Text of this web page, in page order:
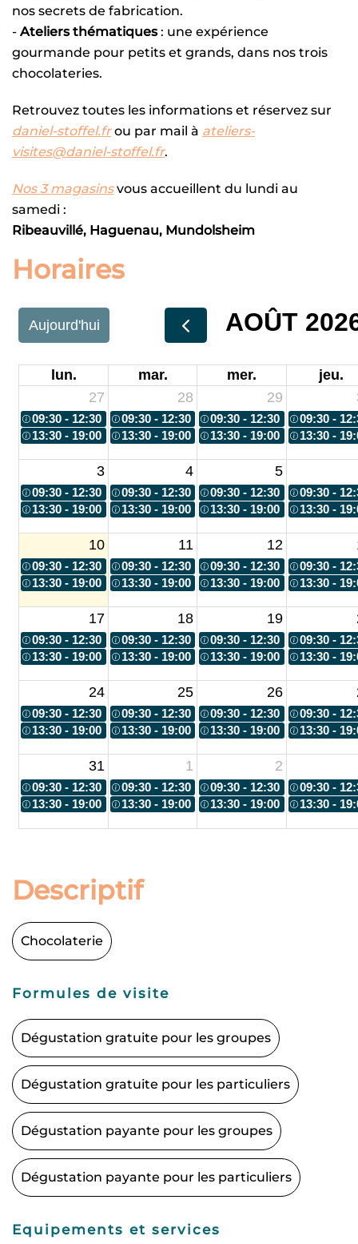
nos secrets de fabrication.
- Ateliers thématiques: une expérience
gourmande pour petits et grands, dans nos trois
chocolateries.
Retrouvez toutes les informations et réservez sur
daniel-stoffel.frou par mail à ateliers-
visites@daniel-stoffel.fr.
Nos 3 magasinsvous accueillent du lundi au
samedi :
Ribeauvillé, Haguenau, Mundolsheim
Horaires
Descriptif
Chocolaterie
Formules de visite
Dégustation gratuite pour les groupes
Dégustation gratuite pour les particuliers
Dégustation payante pour les groupes
Dégustation payante pour les particuliers
Equipements et services